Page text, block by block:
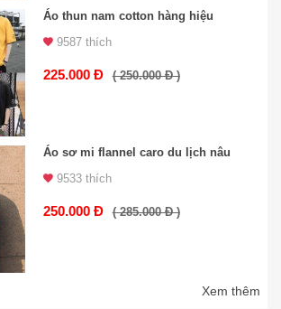
Áo thun nam cotton hàng hiệu
9587 thích
225.000 Đ ( 250.000 Đ )
Áo sơ mi flannel caro du lịch nâu
9533 thích
250.000 Đ ( 285.000 Đ )
Xem thêm